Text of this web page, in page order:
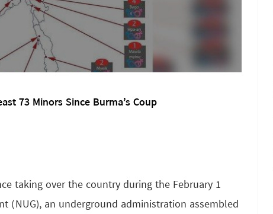
73 Minors Since Burma’s Coup
taking over the country during the February 1
(NUG), an underground administration assembled